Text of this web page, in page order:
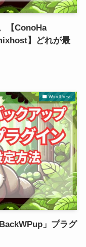
【ConoHa
】どれが最
WordPress
」プラグ